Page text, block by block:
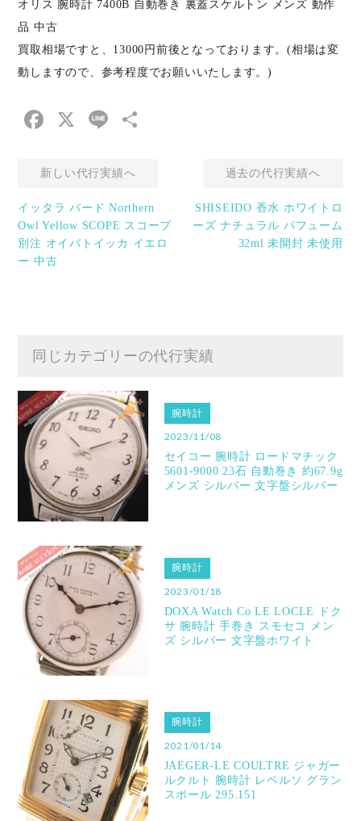
オリス 腕時計 7400B 自動巻き 裏蓋スケルトン メンズ 動作
品 中古
買取相場ですと、13000円前後となっております。(相場は変
動しますので、参考程度でお願いいたします。)
Facebook
X Line
新しい代行実績へ
イッタラ バード Northern
Owl Yellow SCOPE スコープ
別注 オイバトイッカ イエロ
ー 中古
過去の代行実績へ
SHISEIDO 香水 ホワイトロ
ーズ ナチュラル パフューム
32ml 未開封 未使用
同じカテゴリーの代行実績
腕時計
2023/11/08
セイコー 腕時計 ロードマチック
5601-9000 23石 自動巻き 約67.9g
メンズ シルバー 文字盤シルバー
腕時計
2023/01/18
DOXA Watch Co LE LOCLE ドク
サ 腕時計 手巻き スモセコ メン
ズ シルバー 文字盤ホワイト
腕時計
2021/01/14
JAEGER-LE COULTRE ジャガー
ルクルト 腕時計 レベルソ グラン
スポール 295.151